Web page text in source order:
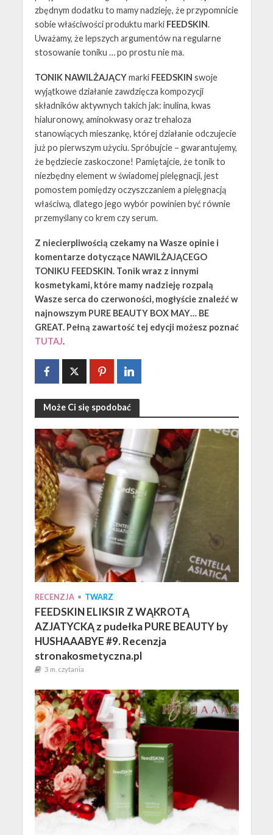
zbędnym dodatku to mamy nadzieję, że przypomnicie
sobie właściwości produktu marki FEEDSKIN.
Uważamy, że lepszych argumentów na regularne
stosowanie toniku … po prostu nie ma.
TONIK NAWILŻAJĄCYmarkiFEEDSKIN swoje
wyjątkowe działanie zawdzięcza kompozycji
składników aktywnych takich jak: inulina, kwas
hialuronowy, aminokwasy oraz trehaloza
stanowiących mieszankę, której działanie odczujecie
już po pierwszym użyciu. Spróbujcie – gwarantujemy,
że będziecie zaskoczone! Pamiętajcie, że tonik to
niezbędny element w świadomej pielęgnacji, jest
pomostem pomiędzy oczyszczaniem a pielęgnacją
właściwą, dlatego jego wybór powinien być równie
przemyślany co krem czy serum.
Z niecierpliwością czekamy na Wasze opinie i
komentarze dotyczące NAWILŻAJĄCEGO
TONIKU FEEDSKIN. Tonik wraz z innymi
kosmetykami, które mamy nadzieję rozpalą
Wasze serca do czerwoności, mogłyście znaleźć w
najnowszym PURE BEAUTY BOX MAY… BE
GREAT. Pełną zawartość tej edycji możesz poznać
TUTAJ.
Może Ci się spodobać
RECENZJA • TWARZ
FEEDSKIN ELIKSIR Z WĄKROTĄ
AZJATYCKĄ z pudełka PURE BEAUTY by
HUSHAAABYE #9. Recenzja
stronakosmetyczna.pl
3 m. czytania